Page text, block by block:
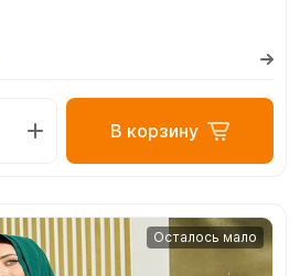
В корзину
Осталось мало